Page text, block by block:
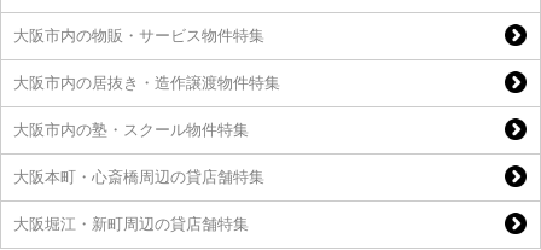
大阪市内の物販・サービス物件特集
大阪市内の居抜き・造作譲渡物件特集
大阪市内の塾・スクール物件特集
大阪本町・心斎橋周辺の貸店舗特集
大阪堀江・新町周辺の貸店舗特集